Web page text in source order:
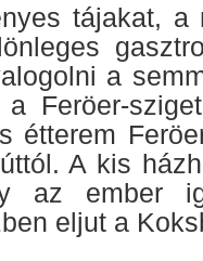
tájakat, a
a
a Feröer-
étterem
A kis
az ember
eljut a